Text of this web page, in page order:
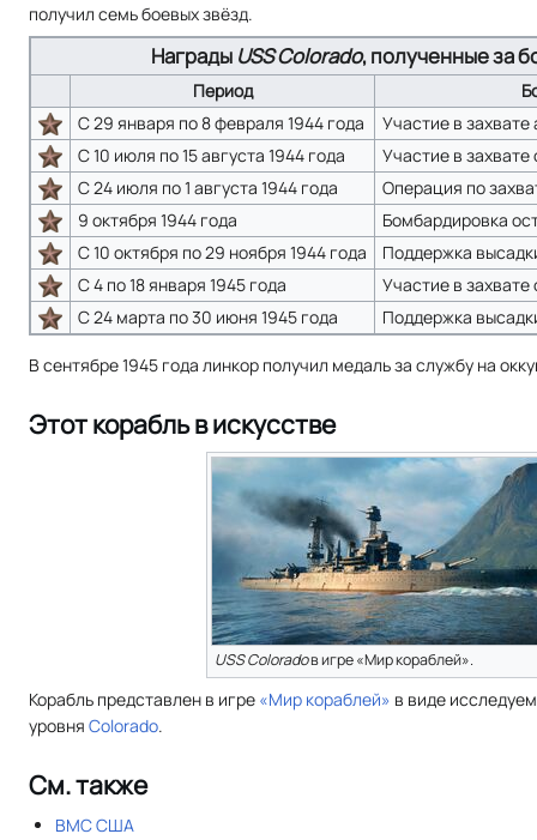
получил семь боевых звёзд.
Награды USS Colorado, полученные за
Период
С 29 января по 8 февраля 1944 года
Участие в
С 10 июля по 15 августа 1944 года
Участие в
С 24 июля по 1 августа 1944 года
Операция по
9 октября 1944 года
Бомбардировка
С 10 октября по 29 ноября 1944 года
Поддержка
С 4 по 18 января 1945 года
Участие в
С 24 марта по 30 июня 1945 года
Поддержка
В сентябре 1945 года линкор получил медаль за службу на
Этот корабль в искусстве
USS Coloradoв игре «Мир кораблей».
Корабль представлен в игре «Мир кораблей» в виде
уровня Colorado.
См. также
ВМС США